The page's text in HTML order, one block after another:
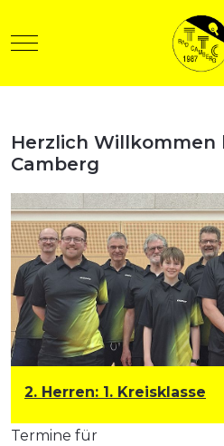
Mobile Menu Toggle
Herzlich Willkommen
Camberg
2. Herren: 1. Kreisklasse
Termine für
anzeigen